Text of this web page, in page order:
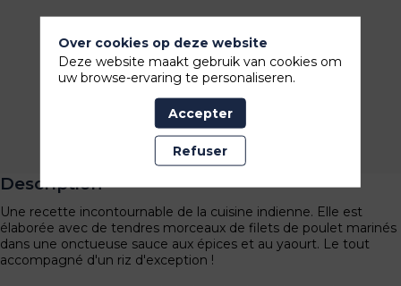
Een afspraak aanvragen
Een bericht sturen
Description
Une recette incontournable de la cuisine indienne. Elle est
élaborée avec de tendres morceaux de filets de poulet marinés
dans une onctueuse sauce aux épices et au yaourt. Le tout
accompagné d'un riz d'exception !
Over cookies op deze website
Deze website maakt gebruik van cookies om
uw browse-ervaring te personaliseren.
Accepter
Refuser